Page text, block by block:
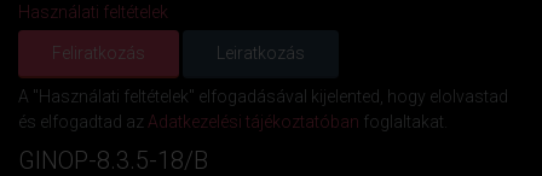
Használati feltételek
A "Használati feltételek" elfogadásával kijelented, hogy elolvastad
és elfogadtad az Adatkezelési tájékoztatóban foglaltakat.
GINOP-8.3.5-18/B